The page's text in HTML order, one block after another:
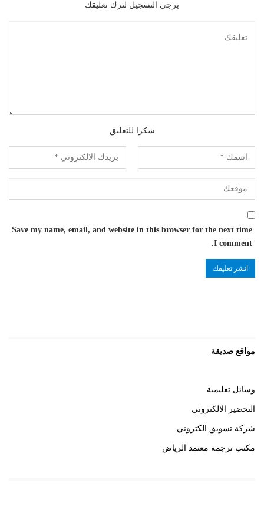
يرجي التسجيل لترك تعليقك
شكرا للتعليق
Save my name, email, and website in this browser for the next time
I comment.
مواقع صديقة
وسائل تعليمية
التحضير الالكتروني
شركة تسويق الكتروني
مكتب ترجمة معتمد الرياض